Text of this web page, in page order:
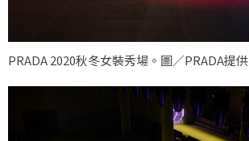
PRADA 2020秋冬女裝秀場。圖／PRADA提供